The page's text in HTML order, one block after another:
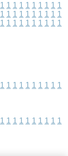
1 1 1 1 1 1 1 1 1 1
1 1 1 1 1 1 1 1 1 1
1 1 1 1 1 1 1 1 1 1
1 1 1 1 1 1 1 1 1 1
1 1 1 1 1 1 1 1 1 1